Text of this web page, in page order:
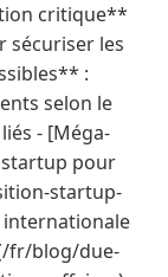
critique**
sécuriser les
:
selon le
- [Méga-
pour
startup-
internationale
fr/blog/due-